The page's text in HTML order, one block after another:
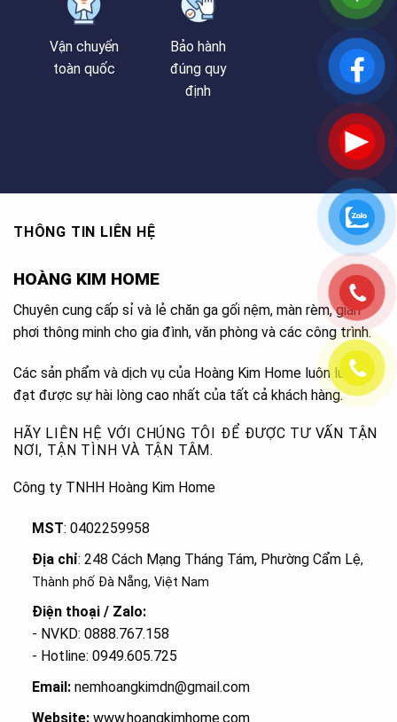
Vận chuyển
toàn quốc
Bảo hành
đúng quy
định
THÔNG TIN LIÊN HỆ
HOÀNG KIM HOME
Chuyên cung cấp sỉ và lẻ chăn ga gối nệm, màn rèm, giàn
phơi thông minh cho gia đình, văn phòng và các công trình.
Các sản phẩm và dịch vụ của Hoàng Kim Home luôn luôn
đạt được sự hài lòng cao nhất của tất cả khách hàng.
HÃY LIÊN HỆ VỚI CHÚNG TÔI ĐỂ ĐƯỢC TƯ VẤN TẬN
NƠI, TẬN TÌNH VÀ TẬN TÂM.
Công ty TNHH Hoàng Kim Home
MST: 0402259958
Địa chỉ: 248 Cách Mạng Tháng Tám, Phường Cẩm Lệ,
Thành phố Đà Nẵng, Việt Nam
Điện thoại / Zalo:
- NVKD: 0888.767.158
- Hotline: 0949.605.725
Email:nemhoangkimdn@gmail.com
Website: www.hoangkimhome.com